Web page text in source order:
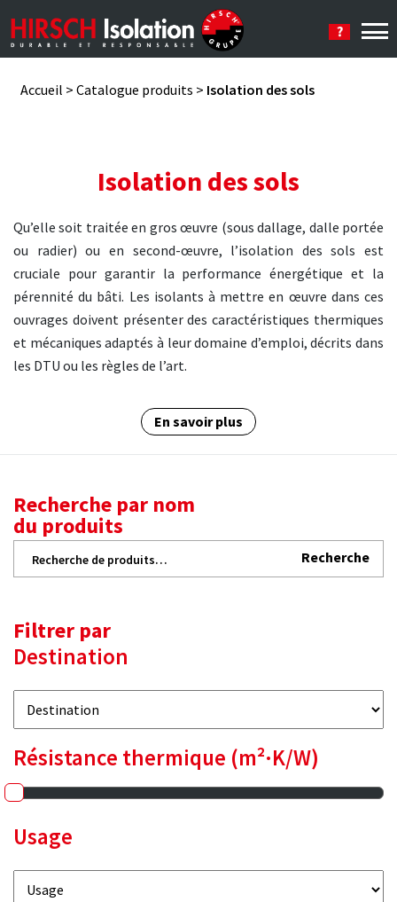
Accueil > Catalogue produits > Isolation des sols
Isolation des sols
Qu’elle soit traitée en gros œuvre (sous dallage, dalle portée
ou radier) ou en second-œuvre, l’isolation des sols est
cruciale pour garantir la performance énergétique et la
pérennité du bâti. Les isolants à mettre en œuvre dans ces
ouvrages doivent présenter des caractéristiques thermiques
et mécaniques adaptés à leur domaine d’emploi, décrits dans
les DTU ou les règles de l’art.
En savoir plus
Recherche par nom
du produits
Recherche
pour :
Recherche
Filtrer par
Destination
Résistance thermique (m²·K/W)
Usage